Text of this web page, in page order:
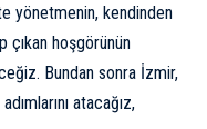
yönetmenin, kendinden
çıkan hoşgörünün
Bundan sonra İzmir,
atacağız,